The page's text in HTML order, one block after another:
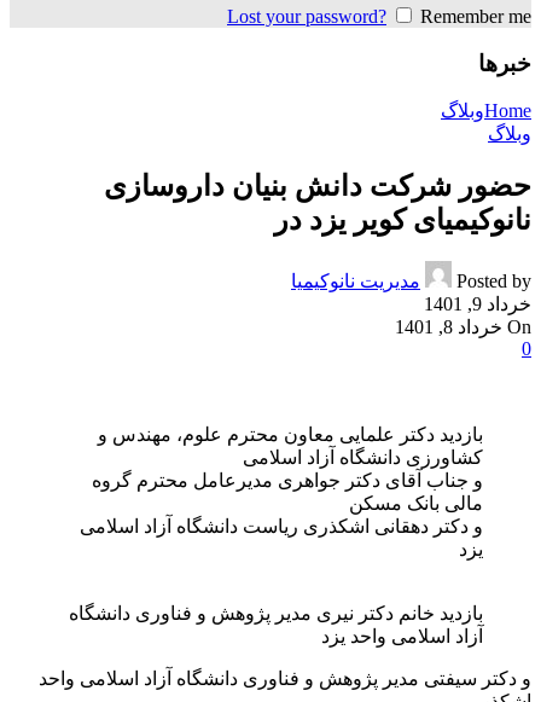
Lost your password? Remember me
خبرها
Homeوبلاگ
وبلاگ
حضور شرکت دانش بنیان داروسازی
نانوکیمیای کویر یزد در
Posted by
مدیریت نانوکیمیا
خرداد 9, 1401
On خرداد 8, 1401
0
بازدید دکتر علمایی معاون محترم علوم، مهندس و
کشاورزی دانشگاه آزاد اسلامی
و جناب آقای دکتر جواهری مدیرعامل محترم گروه
مالی بانک مسکن
و دکتر دهقانی اشکذری ریاست دانشگاه آزاد اسلامی
یزد
بازدید خانم دکتر نیری مدیر پژوهش و فناوری دانشگاه
آزاد اسلامی واحد یزد
و دکتر سیفتی مدیر پژوهش و فناوری دانشگاه آزاد اسلامی واحد